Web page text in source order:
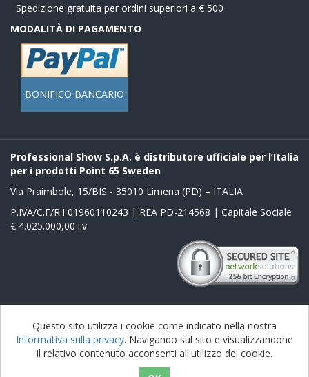
Spedizione gratuita per ordini superiori a € 500
MODALITÀ DI PAGAMENTO
BONIFICO BANCARIO
Professional Show S.p.A. è distributore ufficiale per l’Italia
per i prodotti Point 65 Sweden
Via Praimbole, 15/BIS - 35010 Limena (PD) – ITALIA
P.IVA/C.F/R.I 01960110243 | REA PD-214568 | Capitale Sociale
€ 4.025.000,00 i.v.
Powered bynopCommerce
Copyright © 2026 Boblbee it. Tutti i diritti riservati
nopAccelerate Noble Theme
Questo sito utilizza i cookie come indicato nella nostra
Informativa sulla privacy. Navigando sul sito e visualizzandone
il relativo contenuto acconsenti all'utilizzo dei cookie.